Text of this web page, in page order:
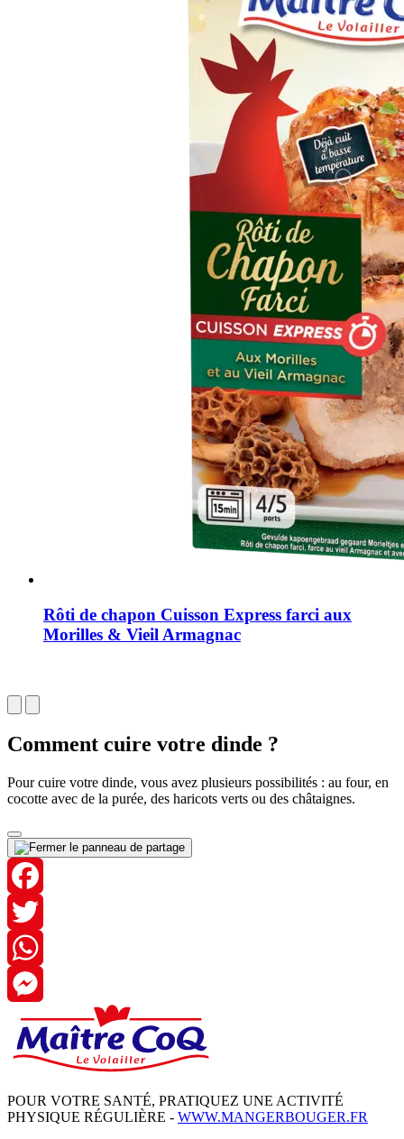
Rôti de chapon Cuisson Express farci aux
Morilles & Vieil Armagnac
Comment cuire votre dinde ?
Pour cuire votre dinde, vous avez plusieurs possibilités : au four, en
cocotte avec de la purée, des haricots verts ou des châtaignes.
Facebook
Twitter
WhatsApp
Messenger
POUR VOTRE SANTÉ, PRATIQUEZ UNE ACTIVITÉ
PHYSIQUE RÉGULIÈRE - WWW.MANGERBOUGER.FR